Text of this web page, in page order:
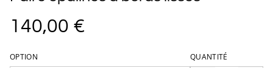
140,00 €
OPTION QUANTITÉ